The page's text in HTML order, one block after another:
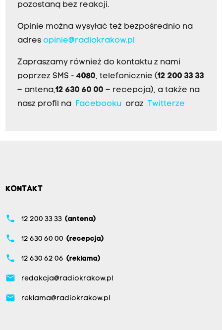
pozostaną bez reakcji.
Opinie można wysyłać też bezpośrednio na
adres opinie@radiokrakow.pl
Zapraszamy również do kontaktu z nami
poprzez SMS - 4080, telefonicznie (12 200 33 33
– antena,12 630 60 00 – recepcja), a także na
nasz profil na Facebookuoraz Twitterze
KONTAKT
phone 12 200 33 33 (antena)
phone 12 630 60 00 (recepcja)
phone 12 630 62 06 (reklama)
email redakcja@radiokrakow.pl
email reklama@radiokrakow.pl